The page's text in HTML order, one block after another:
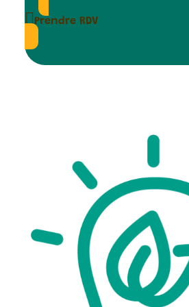
Prendre RDV
Prendre 1 RDV Gratuit